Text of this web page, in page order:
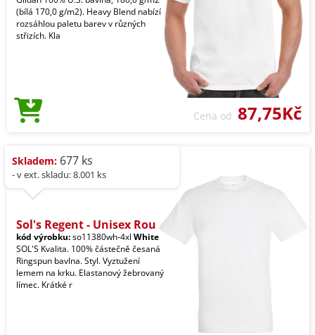
(bílá 170,0 g/m2). Heavy Blend nabízí
rozsáhlou paletu barev v různých
střizích. Kla
Cena od 87,75Kč
Skladem: 677 ks
- v ext. skladu: 8.001 ks
Sol's Regent - Unisex Rou
kód výrobku:so11380wh-4xl White
SOL'S Kvalita. 100% částečně česaná
Ringspun bavlna. Styl. Vyztužení
lemem na krku. Elastanový žebrovaný
límec. Krátké r